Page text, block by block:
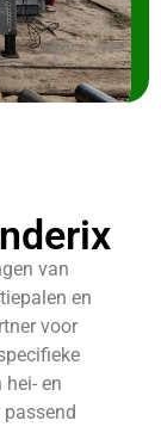
van
en
voor
en